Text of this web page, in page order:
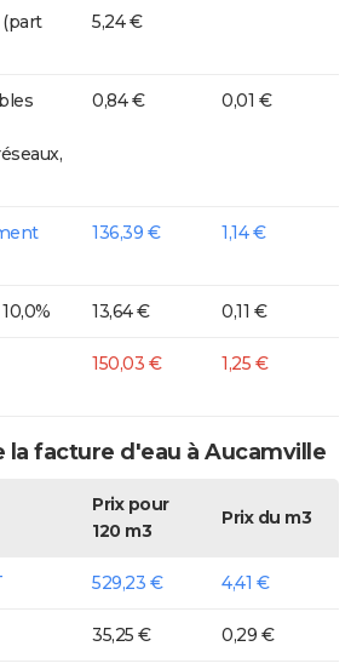
5,24 €
0,84 € 0,01 €
136,39 € 1,14 €
13,64 € 0,11 €
150,03 € 1,25 €
facture d'eau à Aucamville
Prix pour
120 m3
Prix du m3
529,23 € 4,41 €
35,25 € 0,29 €